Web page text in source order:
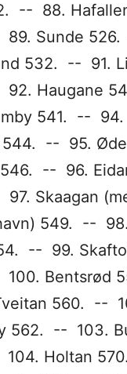
-- 88.
Sunde
532. -- 91.
Haugane
541. -- 94.
544. -- 95.
-- 96.
Skaagan
549. -- 98.
-- 99.
Bentsrød
560. --
562. -- 103.
Holtan